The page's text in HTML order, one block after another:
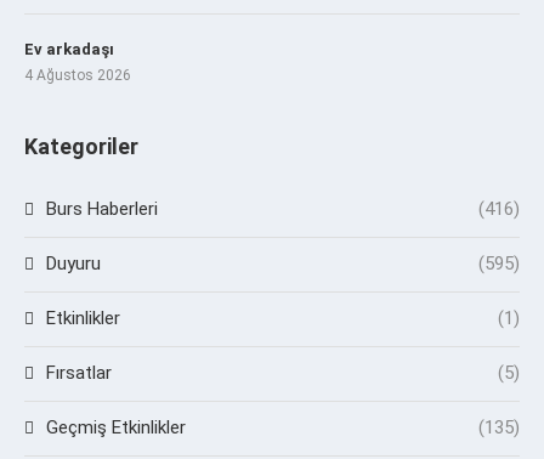
Ev arkadaşı
4 Ağustos 2026
Kategoriler
Burs Haberleri (416)
Duyuru (595)
Etkinlikler (1)
Fırsatlar (5)
Geçmiş Etkinlikler (135)